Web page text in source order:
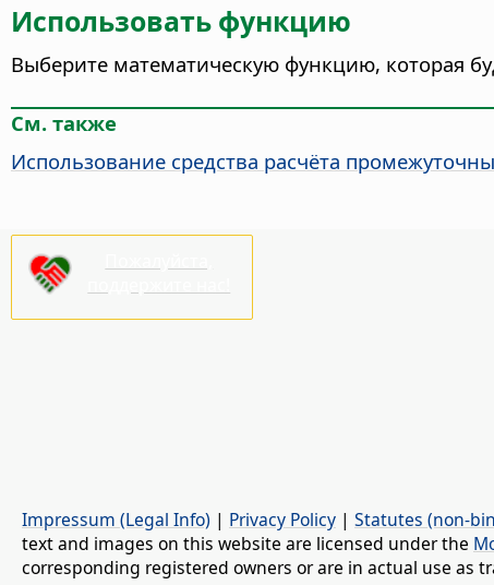
Использовать функцию
Выберите математическую функцию, которая
См. также
Использование средства расчёта
Impressum (Legal Info) | Privacy Policy | Statutes (non-
text and images on this website are licensed under the
corresponding registered owners or are in actual use as